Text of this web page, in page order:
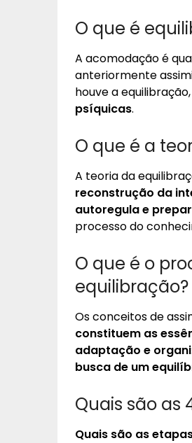
O que é
A acomodação é
anteriormente
houve a
psíquicas.
O que é a
A teoria da
reconstrução da
autoregula e
processo do
O que é o
equilibração?
Os conceitos de
constituem as
adaptação e
busca de um
Quais são as
Quais são as